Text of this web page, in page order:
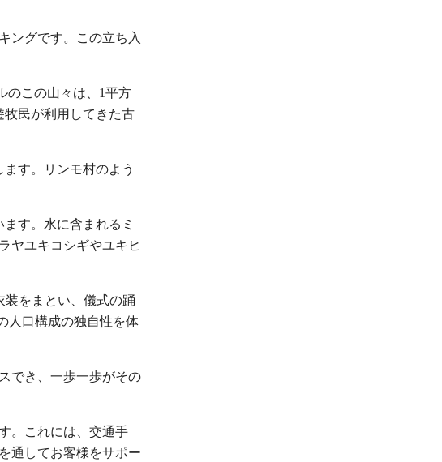
ングです。この立ち入
のこの山々は、1平方
民が利用してきた古
す。リンモ村のよう
す。水に含まれるミ
ヤユキコシギやユキヒ
装をまとい、儀式の踊
人口構成の独自性を体
でき、一歩一歩がその
。これには、交通手
通してお客様をサポ​​ー